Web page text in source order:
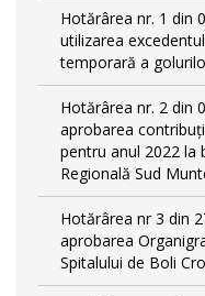
Hotărârea nr. 1 din
utilizarea
temporară a
Hotărârea nr. 2 din
aprobarea
pentru anul 2022 la
Regională Sud
Hotărârea nr 3 din
aprobarea
Spitalului de Boli